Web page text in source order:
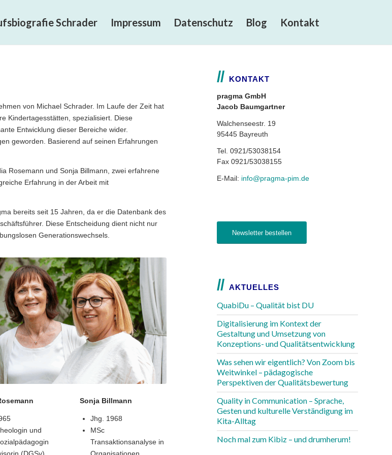
Schrader Impressum Datenschutz Blog Kontakt
von Michael Schrader. Im Laufe der Zeit hat
Kindertagesstätten, spezialisiert. Diese
Entwicklung dieser Bereiche wider.
geworden. Basierend auf seinen Erfahrungen
Rosemann und Sonja Billmann, zwei erfahrene
Erfahrung in der Arbeit mit
bereits seit 15 Jahren, da er die Datenbank des
Diese Entscheidung dient nicht nur
Generationswechsels.
und
(DGSv)
Sonja Billmann
Jhg. 1968
MSc
Transaktionsanalyse in
Organisationen
KONTAKT
pragma GmbH
Jacob Baumgartner
Walchenseestr. 19
95445 Bayreuth
Tel. 0921/53038154
Fax 0921/53038155
E-Mail: info@pragma-pim.de
Newsletter bestellen
AKTUELLES
QuabiDu – Qualität bist DU
Digitalisierung im Kontext der
Gestaltung und Umsetzung von
Konzeptions- und Qualitätsentwicklung
Was sehen wir eigentlich? Von Zoom bis
Weitwinkel – pädagogische
Perspektiven der Qualitätsbewertung
Quality in Communication – Sprache,
Gesten und kulturelle Verständigung im
Kita-Alltag
Noch mal zum Kibiz – und drumherum!